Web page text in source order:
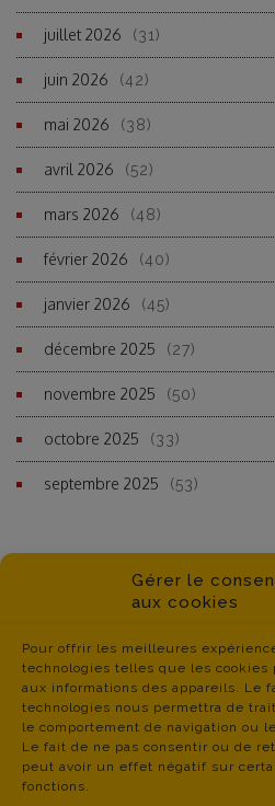
Gérer le
aux cookies
Pour offrir les meilleures
technologies telles que les
aux informations des appareils. Le
technologies nous permettra de
le comportement de navigation ou
Le fait de ne pas consentir ou de
peut avoir un effet négatif sur
fonctions.
juillet 2026 (31)
juin 2026 (42)
mai 2026 (38)
avril 2026 (52)
mars 2026 (48)
février 2026 (40)
janvier 2026 (45)
décembre 2025 (27)
novembre 2025 (50)
octobre 2025 (33)
septembre 2025 (53)